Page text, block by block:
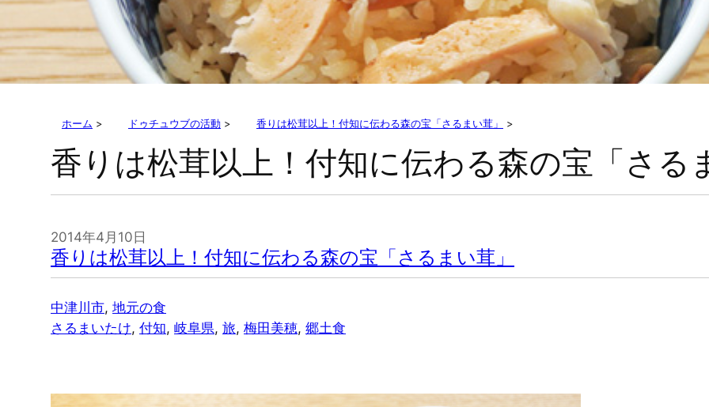
ホーム > ドゥチュウブの活動 > 香りは松茸以上！付知に伝わる森の宝「さるまい茸」 >
香りは松茸以上！付知に伝わる森の宝「さる
2014年4月10日
香りは松茸以上！付知に伝わる森の宝「さるまい茸」
中津川市, 地元の食
さるまいたけ, 付知, 岐阜県, 旅, 梅田美穂, 郷土食